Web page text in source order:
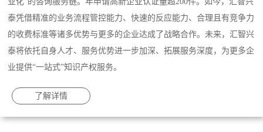
泰凭借精准的业务流程管控能力、快速的反应能力、合理且有竞争力
的收费标准等诸多优势与更多的企业达成了战略合作。未来，汇智兴
泰将依托自身人才、服务优势进一步加深、拓展服务深度，为更多企
业提供“一站式”知识产权服务。
了解详情